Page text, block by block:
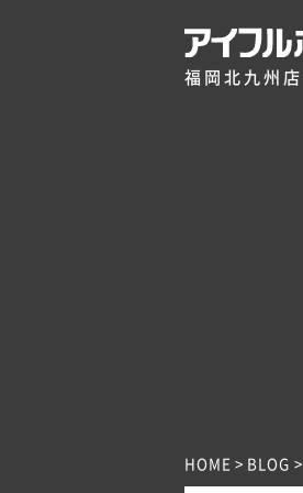
福岡北九州店
HOME BLOG